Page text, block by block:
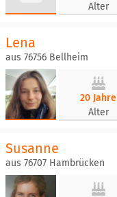
Alter
Lena
aus 76756 Bellheim
20 Jahre
Alter
Susanne
aus 76707 Hambrücken